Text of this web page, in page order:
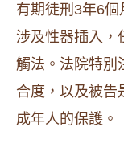
有期徒刑3年6
涉及性器插入，
觸法。法院特別
合度，以及被告
成年人的保護。